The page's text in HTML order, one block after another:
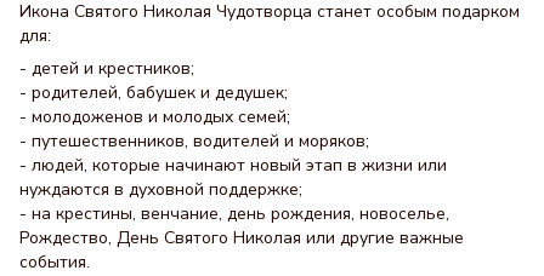
Икона Святого Николая Чудотворца станет особым подарком
для:
- детей и крестников;
- родителей, бабушек и дедушек;
- молодоженов и молодых семей;
- путешественников, водителей и моряков;
- людей, которые начинают новый этап в жизни или
нуждаются в духовной поддержке;
- на крестины, венчание, день рождения, новоселье,
Рождество, День Святого Николая или другие важные
события.